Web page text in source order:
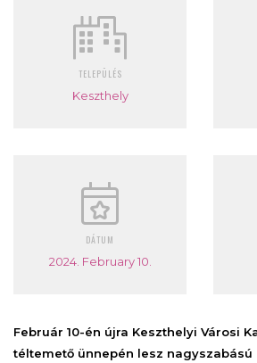
TELEPÜLÉS
Keszthely
DÁTUM
2024. February 10.
Február 10-én újra Keszthelyi Városi
téltemető ünnepén lesz nagyszabású